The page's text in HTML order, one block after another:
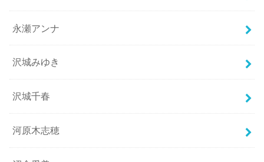
永瀬アンナ
沢城みゆき
沢城千春
河原木志穂